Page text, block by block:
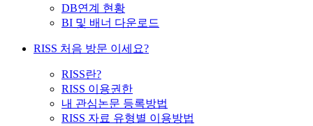
DB연계 현황
BI 및 배너 다운로드
RISS 처음 방문 이세요?
RISS란?
RISS 이용권한
내 관심논문 등록방법
RISS 자료 유형별 이용방법